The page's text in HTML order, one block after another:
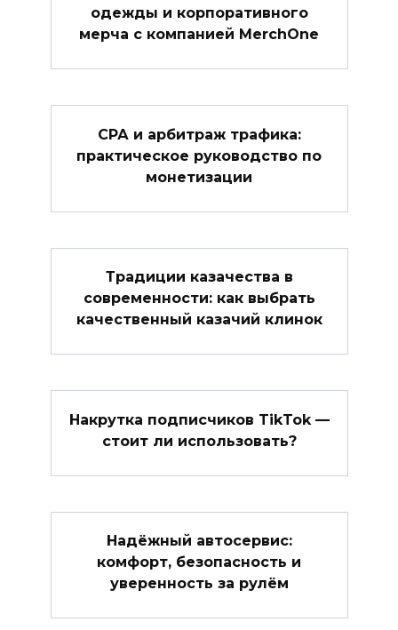
одежды и корпоративного
мерча с компанией MerchOne
СРА и арбитраж трафика:
практическое руководство по
монетизации
Традиции казачества в
современности: как выбрать
качественный казачий клинок
Накрутка подписчиков TikTok —
стоит ли использовать?
Надёжный автосервис:
комфорт, безопасность и
уверенность за рулём